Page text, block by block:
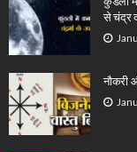
से चंद्र
नौकरी